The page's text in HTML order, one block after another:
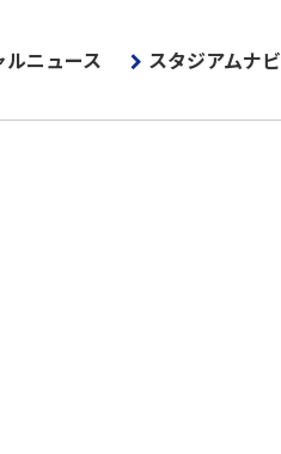
ニュース スタジアムナビ